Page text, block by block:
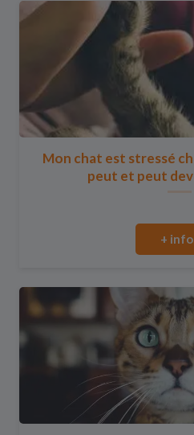
Mon chat est stressé
peut et peut
+